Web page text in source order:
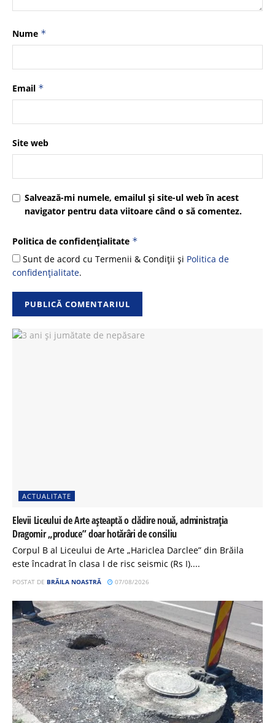
Nume *
Email *
Site web
Salvează-mi numele, emailul și site-ul web în acest
navigator pentru data viitoare când o să comentez.
Politica de confidențialitate *
Sunt de acord cu Termenii & Condiții și Politica de
confidențialitate.
ACTUALITATE
Elevii Liceului de Arte așteaptă o clădire nouă, administrația
Dragomir „produce” doar hotărâri de consiliu
Corpul B al Liceului de Arte „Hariclea Darclee” din Brăila
este încadrat în clasa I de risc seismic (Rs I)....
POSTAT DE BRĂILA NOASTRĂ 07/08/2026